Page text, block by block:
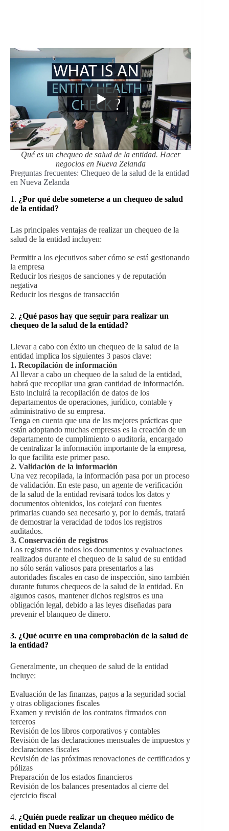
Qué es un chequeo de salud de la entidad. Hacer
negocios en Nueva Zelanda
Preguntas frecuentes: Chequeo de la salud de la entidad
en Nueva Zelanda
1. ¿Por qué debe someterse a un chequeo de salud
de la entidad?
Las principales ventajas de realizar un chequeo de la
salud de la entidad incluyen:
Permitir a los ejecutivos saber cómo se está gestionando
la empresa
Reducir los riesgos de sanciones y de reputación
negativa
Reducir los riesgos de transacción
2. ¿Qué pasos hay que seguir para realizar un
chequeo de la salud de la entidad?
Llevar a cabo con éxito un chequeo de la salud de la
entidad implica los siguientes 3 pasos clave:
1. Recopilación de información
Al llevar a cabo un chequeo de la salud de la entidad,
habrá que recopilar una gran cantidad de información.
Esto incluirá la recopilación de datos de los
departamentos de operaciones, jurídico, contable y
administrativo de su empresa.
Tenga en cuenta que una de las mejores prácticas que
están adoptando muchas empresas es la creación de un
departamento de cumplimiento o auditoría, encargado
de centralizar la información importante de la empresa,
lo que facilita este primer paso.
2. Validación de la información
Una vez recopilada, la información pasa por un proceso
de validación. En este paso, un agente de verificación
de la salud de la entidad revisará todos los datos y
documentos obtenidos, los cotejará con fuentes
primarias cuando sea necesario y, por lo demás, tratará
de demostrar la veracidad de todos los registros
auditados.
3. Conservación de registros
Los registros de todos los documentos y evaluaciones
realizados durante el chequeo de la salud de su entidad
no sólo serán valiosos para presentarlos a las
autoridades fiscales en caso de inspección, sino también
durante futuros chequeos de la salud de la entidad. En
algunos casos, mantener dichos registros es una
obligación legal, debido a las leyes diseñadas para
prevenir el blanqueo de dinero.
3. ¿Qué ocurre en una comprobación de la salud de
la entidad?
Generalmente, un chequeo de salud de la entidad
incluye:
Evaluación de las finanzas, pagos a la seguridad social
y otras obligaciones fiscales
Examen y revisión de los contratos firmados con
terceros
Revisión de los libros corporativos y contables
Revisión de las declaraciones mensuales de impuestos y
declaraciones fiscales
Revisión de las próximas renovaciones de certificados y
pólizas
Preparación de los estados financieros
Revisión de los balances presentados al cierre del
ejercicio fiscal
4. ¿Quién puede realizar un chequeo médico de
entidad en Nueva Zelanda?